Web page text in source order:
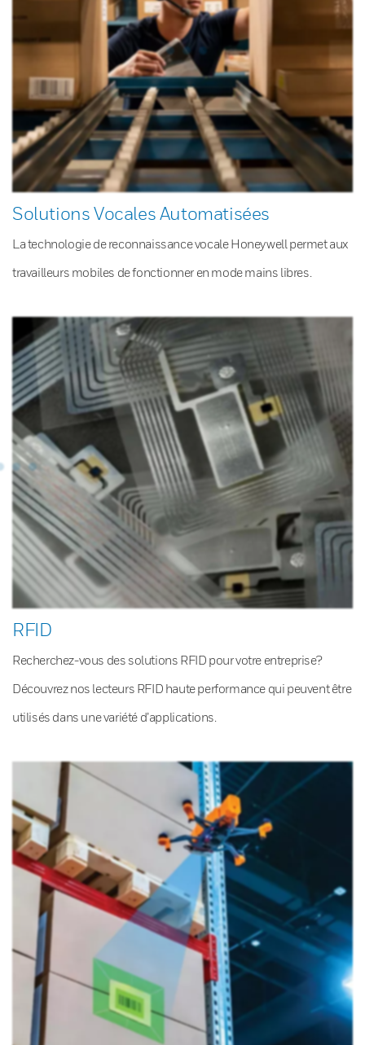
Solutions Vocales Automatisées
La technologie de reconnaissance vocale Honeywell permet aux
travailleurs mobiles de fonctionner en mode mains libres.
RFID
Recherchez-vous des solutions RFID pour votre entreprise?
Découvrez nos lecteurs RFID haute performance qui peuvent être
utilisés dans une variété d’applications.